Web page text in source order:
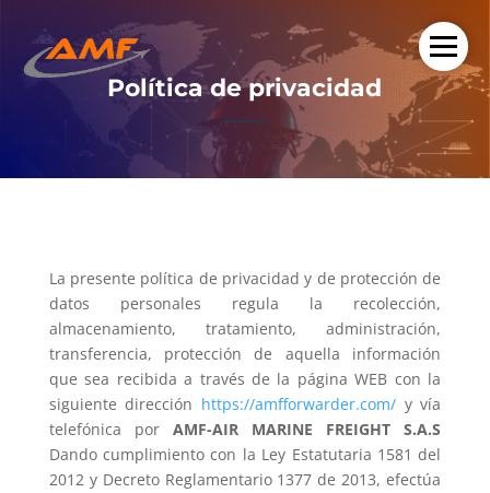
Política de privacidad
La presente política de privacidad y de protección de
datos personales regula la recolección,
almacenamiento, tratamiento, administración,
transferencia, protección de aquella información
que sea recibida a través de la página WEB con la
siguiente dirección https://amfforwarder.com/ y vía
telefónica por AMF-AIR MARINE FREIGHT S.A.S
Dando cumplimiento con la Ley Estatutaria 1581 del
2012 y Decreto Reglamentario 1377 de 2013, efectúa